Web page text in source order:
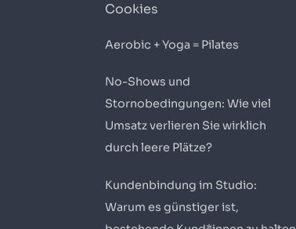
Cookies
Aerobic + Yoga = Pilates
No-Shows und
Stornobedingungen: Wie viel
Umsatz verlieren Sie wirklich
durch leere Plätze?
Kundenbindung im Studio:
Warum es günstiger ist,